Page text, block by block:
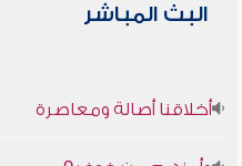
البث المباشر
أخلاقنا أصالة ومعاصرة